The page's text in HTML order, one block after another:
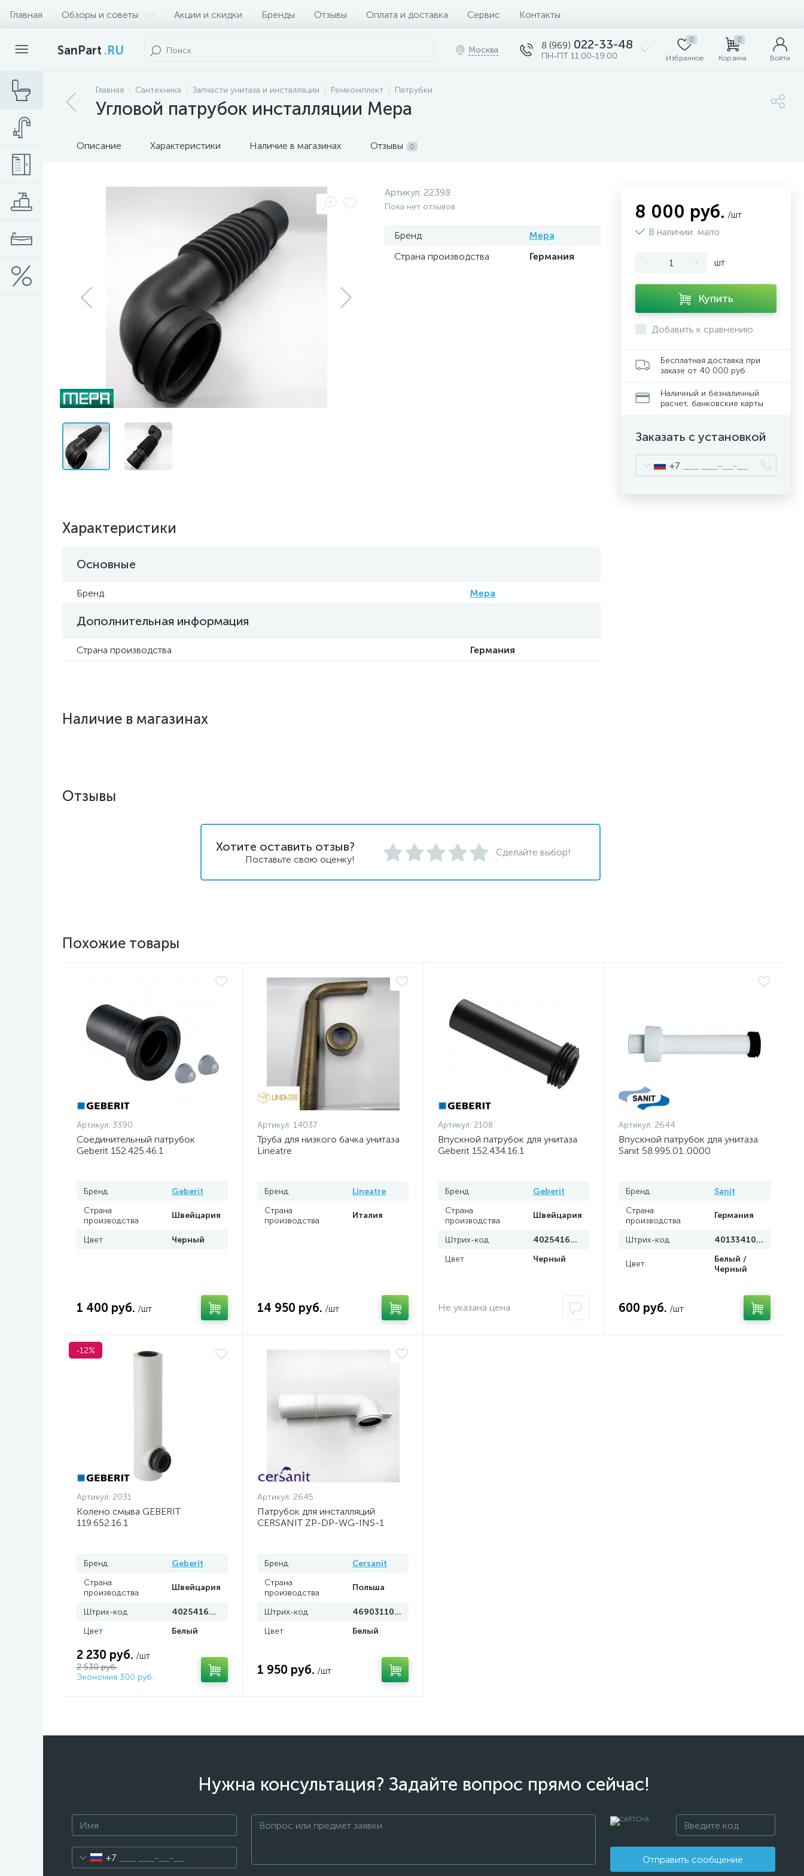
Главная Обзоры и советы Акции и скидки Бренды Отзывы Оплата и доставка Сервис Контакты
SanPart .RU Москва 8 (969) 022-33-48
ПН-ПТ 11:00-19:00
0
Избранное
0
Корзина Войти
Главная Сантехника Запчасти унитаза и инсталляции Ремкомплект Патрубки
Угловой патрубок инсталляции Mepa
Описание Характеристики Наличие в магазинах Отзывы 0
Артикул: 22398
Пока нет отзывов
Бренд
Mepa
Страна производства
Германия
Характеристики
Основные
Бренд Mepa
Дополнительная информация
Страна производства Германия
Наличие в магазинах
8 000 руб. /шт
В наличии мало
- + шт
Купить
Добавить к сравнению
Бесплатная доставка при
заказе от 40 000 руб.
Наличный и безналичный
расчет, банковские карты
Заказать с установкой
+7
Отзывы
Хотите оставить отзыв?
Поставьте свою оценку!
Сделайте выбор!
Похожие товары
Артикул: 3390
Соединительный патрубок
Geberit 152.425.46.1
Бренд
Geberit
Страна
производства
Швейцария
Цвет Черный
1 400 руб. /шт
Артикул: 14037
Труба для низкого бачка унитаза
Lineatre
Бренд
Lineatre
Страна
производства
Италия
14 950 руб. /шт
Артикул: 2108
Впускной патрубок для унитаза
Geberit 152.434.16.1
Бренд
Geberit
Страна
производства
Швейцария
Штрих-код
4025416018827
Цвет
Черный
Не указана цена
Артикул: 2644
Впускной патрубок для унитаза
Sanit 58.995.01..0000
Бренд
Sanit
Страна
производства
Германия
Штрих-код 4013341017046
Цвет
Белый /
Черный
600 руб. /шт
-12%
Артикул: 2031
Колено смыва GEBERIT
119.652.16.1
Бренд
Geberit
Страна
производства
Швейцария
Штрих-код
4025416008576
Цвет
Белый
2 230 руб. /шт
2 530 руб.
Экономия 300 руб.
Артикул: 2645
Патрубок для инсталляций
CERSANIT ZP-DP-WG-INS-1
Бренд
Cersanit
Страна
производства
Польша
Штрих-код
4690311069016
Цвет
Белый
1 950 руб. /шт
Нужна консультация? Задайте вопрос прямо сейчас!
+7 Отправить сообщение